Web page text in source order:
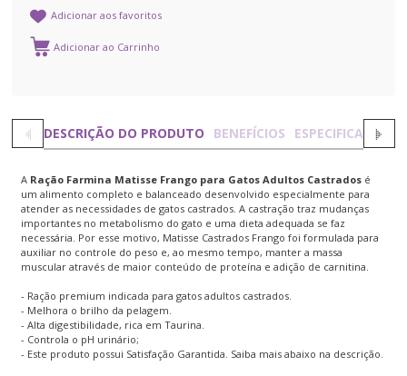
Adicionar aos favoritos
DESCRIÇÃO DO PRODUTO BENEFÍCIOS ESPECIFICAÇÕES
A Ração Farmina Matisse Frango para Gatos Adultos Castrados é
um alimento completo e balanceado desenvolvido especialmente para
atender as necessidades de gatos castrados. A castração traz mudanças
importantes no metabolismo do gato e uma dieta adequada se faz
necessária. Por esse motivo, Matisse Castrados Frango foi formulada para
auxiliar no controle do peso e, ao mesmo tempo, manter a massa
muscular através de maior conteúdo de proteína e adição de carnitina.
- Ração premium indicada para gatos adultos castrados.
- Melhora o brilho da pelagem.
- Alta digestibilidade, rica em Taurina.
- Controla o pH urinário;
- Este produto possui Satisfação Garantida. Saiba mais abaixo na descrição.